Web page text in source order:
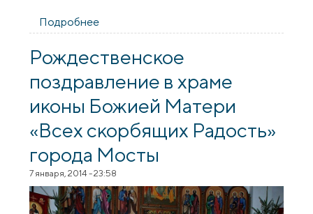
Подробнее
Вифлеемской звезды» в гимназии
Рождественское
поздравление в храме
иконы Божией Матери
«Всех скорбящих Радость»
города Мосты
7 января, 2014 - 23:58